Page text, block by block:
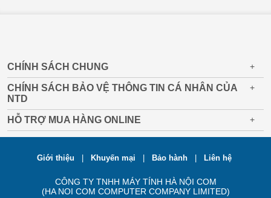
CHÍNH SÁCH CHUNG +
CHÍNH SÁCH BẢO VỆ THÔNG TIN CÁ NHÂN CỦA
NTD
+
HỖ TRỢ MUA HÀNG ONLINE +
Giới thiệu Khuyến mại Bảo hành Liên hệ
CÔNG TY TNHH MÁY TÍNH HÀ NỘI COM
(HA NOI COM COMPUTER COMPANY LIMITED)